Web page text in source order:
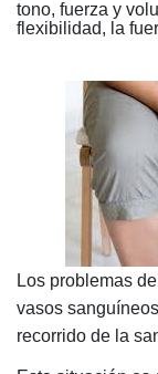
tono, fuerza y
flexibilidad, la
Los problemas
vasos
recorrido de la